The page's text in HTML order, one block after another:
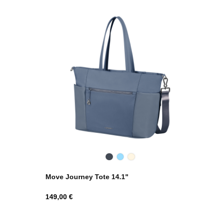
BlackStormLight
Move Journey Tote 14.1"
Hind
149,00 €